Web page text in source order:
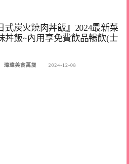
式炭火燒肉丼飯』2024最新菜
丼飯~內用享免費飲品暢飲(士
瑋瑋美食萬歲 2024-12-08